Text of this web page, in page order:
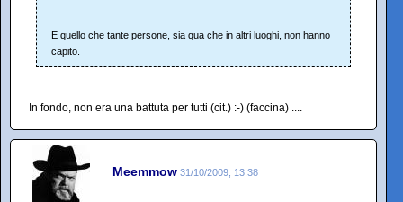
E quello che tante persone, sia qua che in altri luoghi, non hanno
capito.
In fondo, non era una battuta per tutti (cit.) :-) (faccina) ....
Meemmow 31/10/2009, 13:38